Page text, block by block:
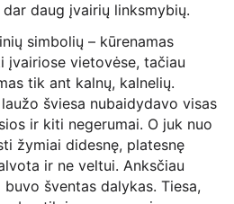
daug įvairių linksmybių.
simbolių – kūrenamas
įvairiose vietovėse, tačiau
tik ant kalnų, kalnelių.
šviesa nubaidydavo visas
ir kiti negerumai. O juk nuo
žymiai didesnę, platesnę
ir ne veltui. Anksčiau
šventas dalykas. Tiesa,